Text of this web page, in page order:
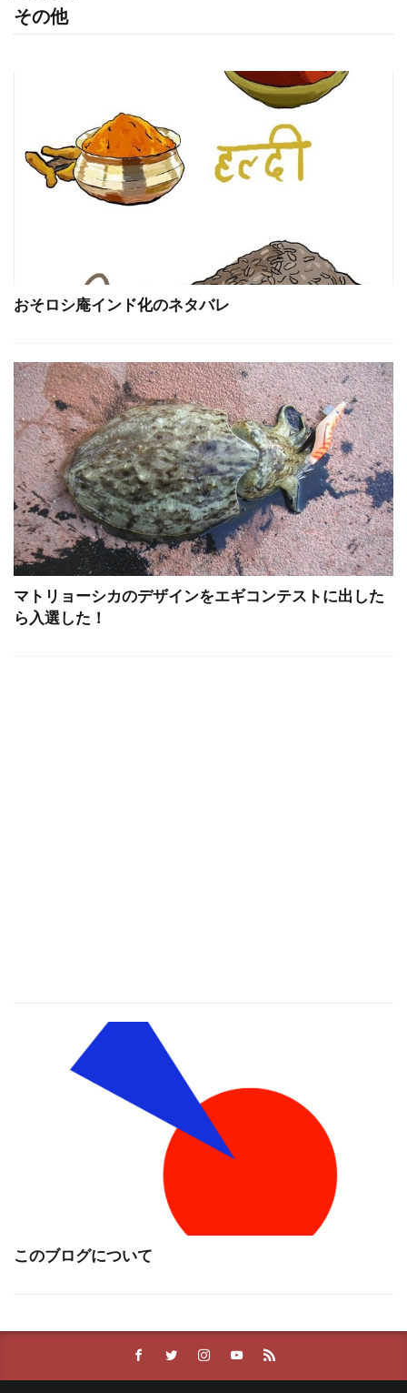
その他
おそロシ庵インド化のネタバレ
マトリョーシカのデザインをエギコンテストに出した
ら入選した！
このブログについて